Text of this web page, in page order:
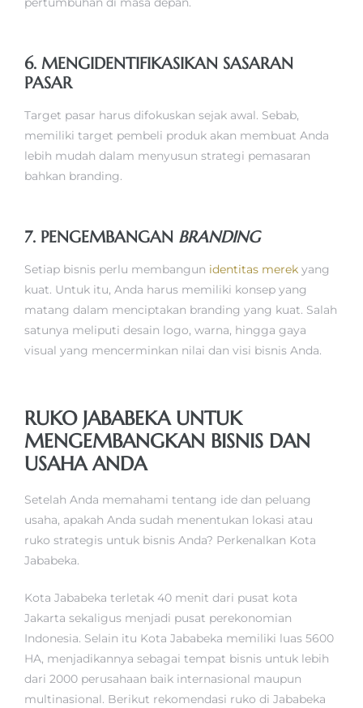
6. MENGIDENTIFIKASIKAN SASARAN
PASAR
Target pasar harus difokuskan sejak awal. Sebab,
memiliki target pembeli produk akan membuat Anda
lebih mudah dalam menyusun strategi pemasaran
bahkan branding.
7. PENGEMBANGAN BRANDING
Setiap bisnis perlu membangun identitas merek yang
kuat. Untuk itu, Anda harus memiliki konsep yang
matang dalam menciptakan branding yang kuat. Salah
satunya meliputi desain logo, warna, hingga gaya
visual yang mencerminkan nilai dan visi bisnis Anda.
RUKO JABABEKA UNTUK
MENGEMBANGKAN BISNIS DAN
USAHA ANDA
Setelah Anda memahami tentang ide dan peluang
usaha, apakah Anda sudah menentukan lokasi atau
ruko strategis untuk bisnis Anda? Perkenalkan Kota
Jababeka.
Kota Jababeka terletak 40 menit dari pusat kota
Jakarta sekaligus menjadi pusat perekonomian
Indonesia. Selain itu Kota Jababeka memiliki luas 5600
HA, menjadikannya sebagai tempat bisnis untuk lebih
dari 2000 perusahaan baik internasional maupun
multinasional. Berikut rekomendasi ruko di Jababeka